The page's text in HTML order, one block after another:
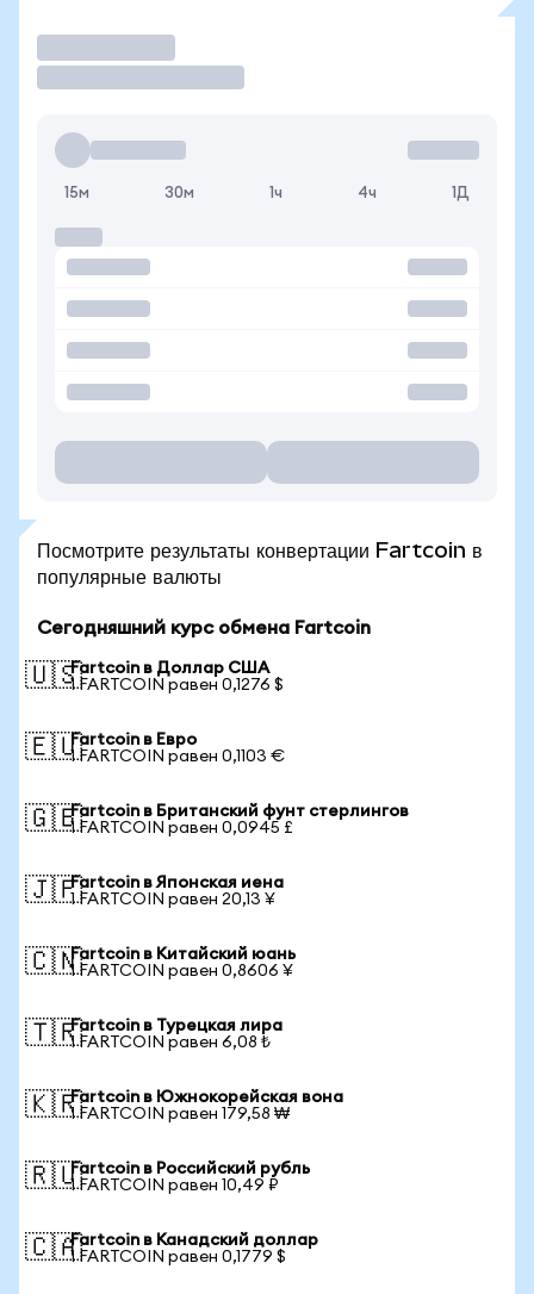
15м 30м 1ч 4ч 1Д
Посмотрите результаты конвертации Fartcoin в
популярные валюты
Сегодняшний курс обмена Fartcoin
🇺🇸Fartcoin в Доллар США
1 FARTCOIN равен 0,1276 $
🇪🇺Fartcoin в Евро
1 FARTCOIN равен 0,1103 €
🇬🇧Fartcoin в Британский фунт стерлингов
1 FARTCOIN равен 0,0945 £
🇯🇵Fartcoin в Японская иена
1 FARTCOIN равен 20,13 ¥
🇨🇳Fartcoin в Китайский юань
1 FARTCOIN равен 0,8606 ¥
🇹🇷Fartcoin в Турецкая лира
1 FARTCOIN равен 6,08 ₺
🇰🇷Fartcoin в Южнокорейская вона
1 FARTCOIN равен 179,58 ₩
🇷🇺Fartcoin в Российский рубль
1 FARTCOIN равен 10,49 ₽
🇨🇦Fartcoin в Канадский доллар
1 FARTCOIN равен 0,1779 $